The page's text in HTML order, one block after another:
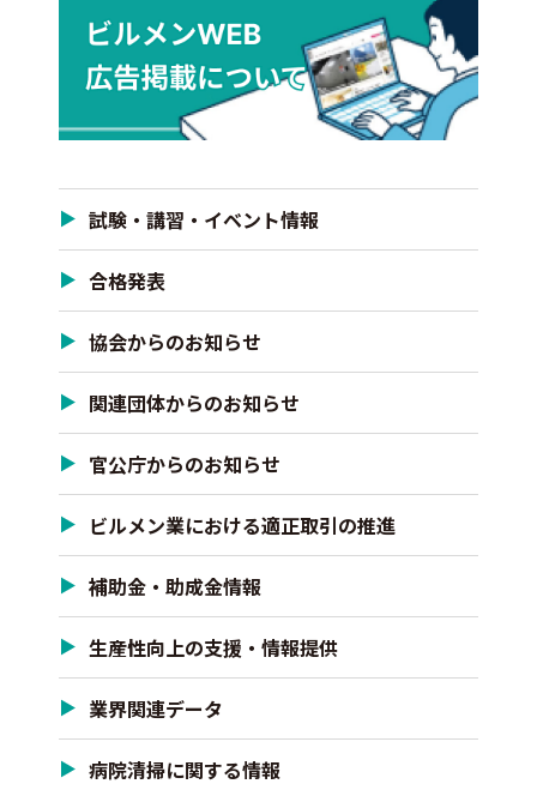
試験・講習・イベント情報
合格発表
協会からのお知らせ
関連団体からのお知らせ
官公庁からのお知らせ
ビルメン業における適正取引の推進
補助金・助成金情報
生産性向上の支援・情報提供
業界関連データ
病院清掃に関する情報